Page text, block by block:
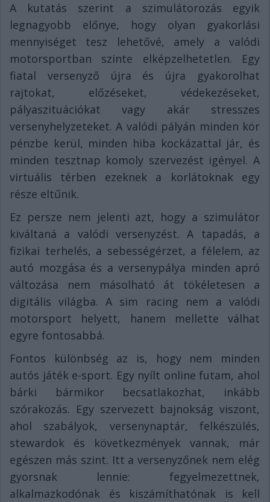
A kutatás szerint a szimulátorozás egyik
legnagyobb előnye, hogy olyan gyakorlási
mennyiséget tesz lehetővé, amely a valódi
motorsportban szinte elképzelhetetlen. Egy
fiatal versenyző újra és újra gyakorolhat
rajtokat, előzéseket, védekezéseket,
pályaszituációkat vagy akár stresszes
versenyhelyzeteket. A valódi pályán minden kör
pénzbe kerül, minden hiba kockázattal jár, és
minden tesztnap komoly szervezést igényel. A
virtuális térben ezeknek a korlátoknak egy
része eltűnik.
Ez persze nem jelenti azt, hogy a szimulátor
kiváltaná a valódi versenyzést. A tapadás, a
fizikai terhelés, a sebességérzet, a félelem, az
autó mozgása és a versenypálya minden apró
változása nem másolható át tökéletesen a
digitális világba. A sim racing nem a valódi
motorsport helyett, hanem mellette válhat
egyre fontosabbá.
Fontos különbség az is, hogy nem minden
autós játék e-sport. Egy nyílt online futam, ahol
bárki bármikor becsatlakozhat, inkább
szórakozás. Egy szervezett bajnokság viszont,
ahol szabályok, versenynaptár, felkészülés,
stewardok és következmények vannak, már
egészen más szint. Itt a versenyzőnek nem elég
gyorsnak lennie: fegyelmezettnek,
alkalmazkodónak és kiszámíthatónak is kell